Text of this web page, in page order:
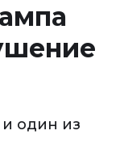
один из